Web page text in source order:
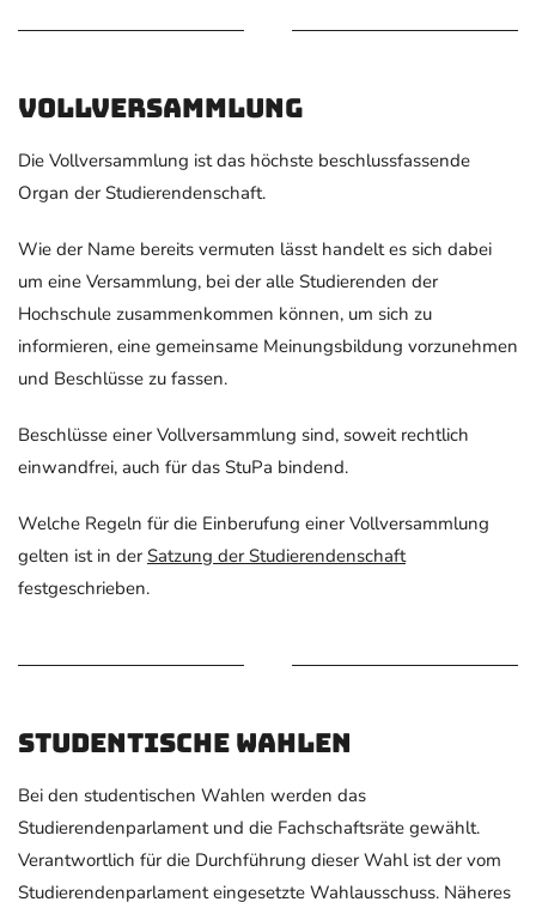
Vollversammlung
Die Vollversammlung ist das höchste beschlussfassende
Organ der Studierendenschaft.
Wie der Name bereits vermuten lässt handelt es sich dabei
um eine Versammlung, bei der alle Studierenden der
Hochschule zusammenkommen können, um sich zu
informieren, eine gemeinsame Meinungsbildung vorzunehmen
und Beschlüsse zu fassen.
Beschlüsse einer Vollversammlung sind, soweit rechtlich
einwandfrei, auch für das StuPa bindend.
Welche Regeln für die Einberufung einer Vollversammlung
gelten ist in der Satzung der Studierendenschaft
festgeschrieben.
Studentische Wahlen
Bei den studentischen Wahlen werden das
Studierendenparlament und die Fachschaftsräte gewählt.
Verantwortlich für die Durchführung dieser Wahl ist der vom
Studierendenparlament eingesetzte Wahlausschuss. Näheres